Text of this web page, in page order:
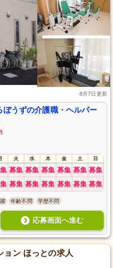
8月7日更新
うずの介護職・ヘルパー
火 水 木 金 土 日
募集 募集 募集 募集 募集 募集
募集 募集 募集 募集 募集 募集
年齢不問 学歴不問
応募画面へ進む
ョン ほっとの求人